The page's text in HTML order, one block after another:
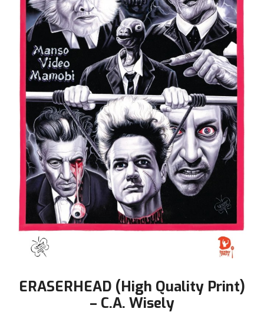
ERASERHEAD (High Quality Print)
– C.A. Wisely